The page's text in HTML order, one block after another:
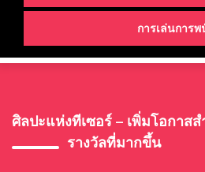
การเล่นการ
ศิลปะแห่งทีเซอร์ – เพิ่มโอกาส
รางวัลที่มากขึ้น